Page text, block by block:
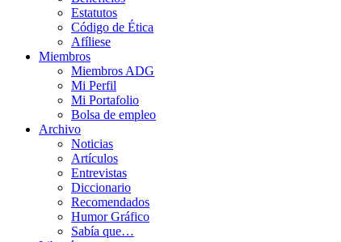
Estatutos
Código de Ética
Afíliese
Miembros
Miembros ADG
Mi Perfil
Mi Portafolio
Bolsa de empleo
Archivo
Noticias
Artículos
Entrevistas
Diccionario
Recomendados
Humor Gráfico
Sabía que…